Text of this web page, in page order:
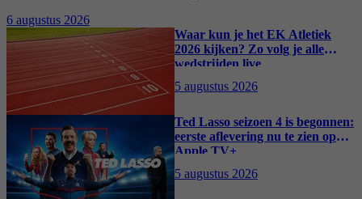
6 augustus 2026
Waar kun je het EK Atletiek
2026 kijken? Zo volg je alle
wedstrijden live
5 augustus 2026
Ted Lasso seizoen 4 is begonnen:
eerste aflevering nu te zien op
Apple TV+
5 augustus 2026